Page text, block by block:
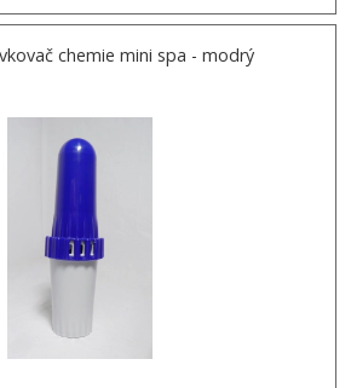
chemie mini spa - modrý